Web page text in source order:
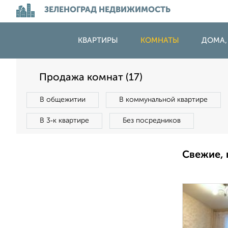
ЗЕЛЕНОГРАД НЕДВИЖИМОСТЬ
КВАРТИРЫ КОМНАТЫ ДОМА,
Продажа комнат (17)
В общежитии В коммунальной квартире
В 3‑к квартире Без посредников
Свежие,